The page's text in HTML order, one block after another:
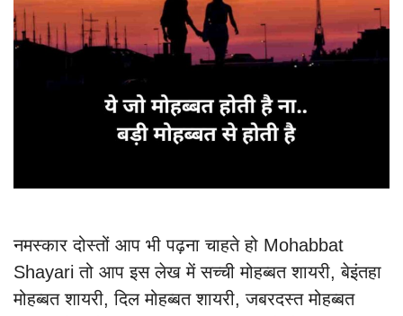
नमस्कार दोस्तों आप भी पढ़ना चाहते हो Mohabbat
Shayari तो आप इस लेख में सच्ची मोहब्बत शायरी, बेइंतहा
मोहब्बत शायरी, दिल मोहब्बत शायरी, जबरदस्त मोहब्बत